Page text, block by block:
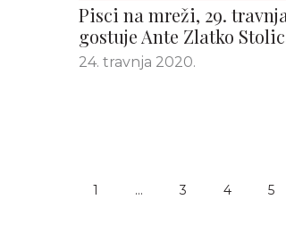
Pisci na mreži, 29.
gostuje Ante Zlatko
24. travnja 2020.
1 … 3 4 5